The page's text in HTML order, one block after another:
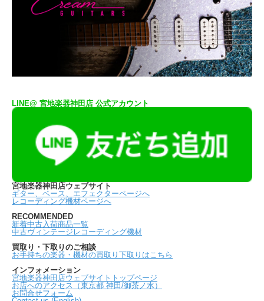
LINE@ 宮地楽器神田店 公式アカウント
宮地楽器神田店ウェブサイト
ギター、ベース、エフェクターページへ
レコーディング機材ページへ
RECOMMENDED
新着中古入荷商品一覧
中古ヴィンテージレコーディング機材
買取り・下取りのご相談
お手持ちの楽器・機材の買取り下取りはこちら
インフォメーション
宮地楽器神田店ウェブサイトトップページ
お店へのアクセス（東京都 神田/御茶ノ水）
お問合せフォーム